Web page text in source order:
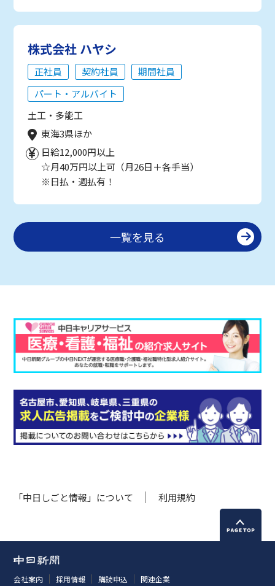
株式会社 ハヤシ
正社員 契約社員
期間社員
パート・アルバイト
土工・多能工
東海3県ほか
日給12,000円以上
☆月40万円以上可（月26日＋各手当）
※日払・週払有！
一覧を見る
「中日しごと情報」について 利用規約
会社案内 採用情報 購読申込 関連企業